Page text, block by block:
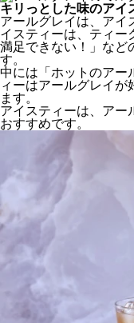
キリっとした味のアイ
アールグレイは、アイ
イスティーは、ティー
満足できない！」など
す。
中には「ホットのアー
ィーはアールグレイが
ます。
アイスティーは、アー
おすすめです。